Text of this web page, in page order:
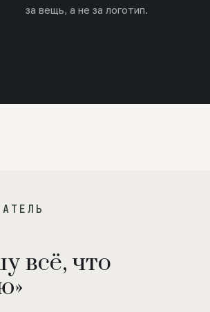
за вещь, а не за логотип.
всё, что